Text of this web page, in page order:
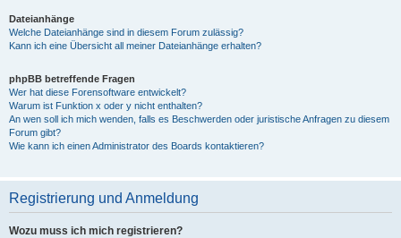
Dateianhänge
Welche Dateianhänge sind in diesem Forum zulässig?
Kann ich eine Übersicht all meiner Dateianhänge erhalten?
phpBB betreffende Fragen
Wer hat diese Forensoftware entwickelt?
Warum ist Funktion x oder y nicht enthalten?
An wen soll ich mich wenden, falls es Beschwerden oder juristische Anfragen zu diesem
Forum gibt?
Wie kann ich einen Administrator des Boards kontaktieren?
Registrierung und Anmeldung
Wozu muss ich mich registrieren?